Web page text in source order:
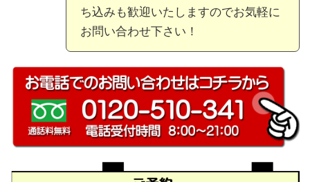
ち込みも歓迎いたしますのでお気軽に
お問い合わせ下さい！